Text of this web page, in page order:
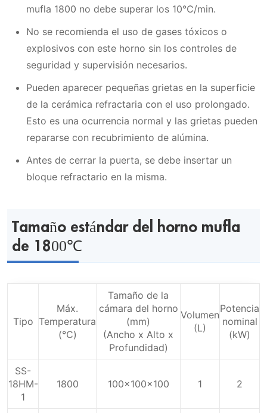
mufla 1800 no debe superar los 10℃/min.
No se recomienda el uso de gases tóxicos o
explosivos con este horno sin los controles de
seguridad y supervisión necesarios.
Pueden aparecer pequeñas grietas en la superficie
de la cerámica refractaria con el uso prolongado.
Esto es una ocurrencia normal y las grietas pueden
repararse con recubrimiento de alúmina.
Antes de cerrar la puerta, se debe insertar un
bloque refractario en la misma.
Tamaño estándar del horno mufla
de 1800℃
Tipo
Máx.
Temperatura
(℃)
Tamaño de la
cámara del horno
(mm)
(Ancho x Alto x
Profundidad)
Volumen
(L)
Potencia
nominal
(kW)
SS-
18HM-
1
1800 100x100x100 1 2